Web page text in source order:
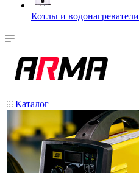
Котлы и водонагреватели
Каталог